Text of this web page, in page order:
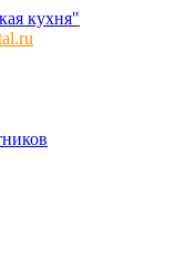
кухня"